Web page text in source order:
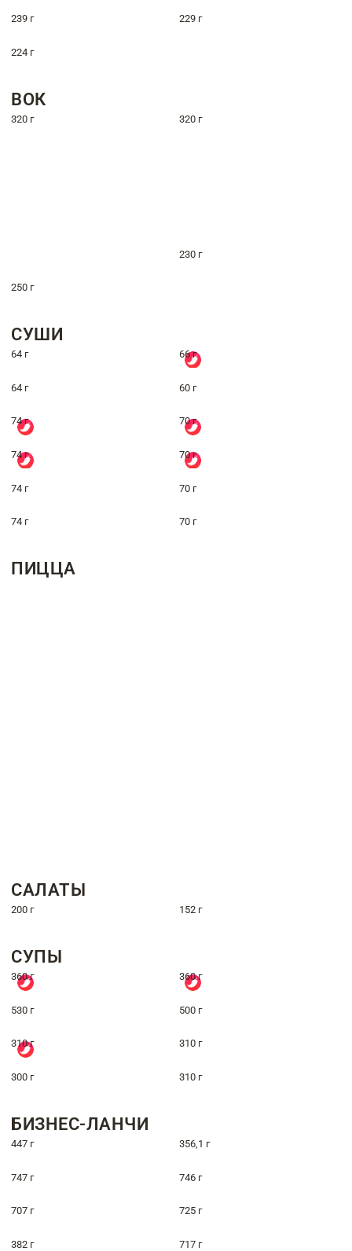
239 г 229 г
224 г
ВОК
320 г 320 г
230 г
250 г
СУШИ
64 г 66 г
64 г 60 г
74 г 70 г
74 г 70 г
74 г 70 г
74 г 70 г
ПИЦЦА
САЛАТЫ
200 г 152 г
СУПЫ
360 г 360 г
530 г 500 г
310 г 310 г
300 г 310 г
БИЗНЕС-ЛАНЧИ
447 г 356,1 г
747 г 746 г
707 г 725 г
382 г 717 г